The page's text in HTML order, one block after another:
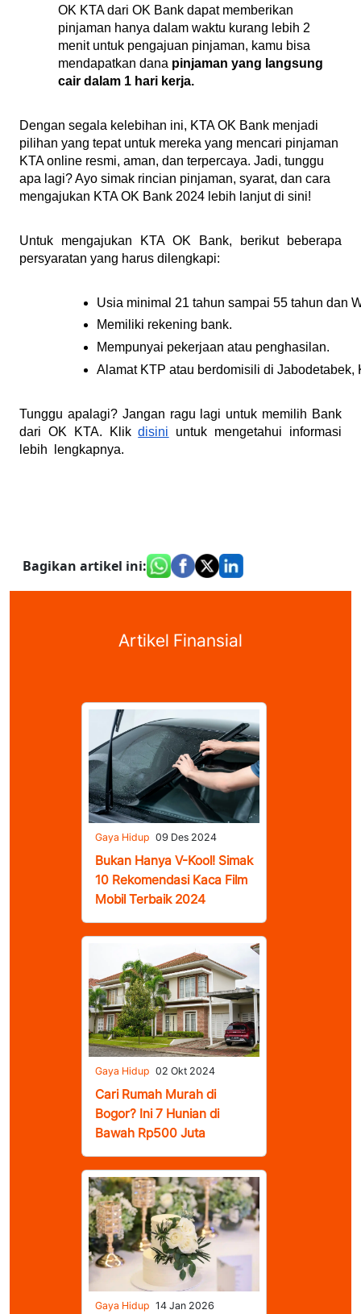
OK KTA dari OK Bank dapat memberikan
pinjaman hanya dalam waktu kurang lebih 2
menit untuk pengajuan pinjaman, kamu bisa
mendapatkan dana pinjaman yang langsung
cair dalam 1 hari kerja.
Dengan segala kelebihan ini, KTA OK Bank menjadi
pilihan yang tepat untuk mereka yang mencari pinjaman
KTA online resmi, aman, dan terpercaya. Jadi, tunggu
apa lagi? Ayo simak rincian pinjaman, syarat, dan cara
mengajukan KTA OK Bank 2024 lebih lanjut di sini!
Untuk mengajukan KTA OK Bank, berikut beberapa
persyaratan yang harus dilengkapi:
Usia minimal 21 tahun sampai 55 tahun dan
Memiliki rekening bank.
Mempunyai pekerjaan atau penghasilan.
Alamat KTP atau berdomisili di Jabodetabek,
Tunggu apalagi? Jangan ragu lagi untuk memilih Bank
dari OK KTA. Klikdisini untuk mengetahui informasi
lebih lengkapnya.
Bagikan artikel ini:
Artikel Finansial
Gaya Hidup 09 Des 2024
Bukan Hanya V-Kool! Simak
10 Rekomendasi Kaca Film
Mobil Terbaik 2024
Gaya Hidup 02 Okt 2024
Cari Rumah Murah di
Bogor? Ini 7 Hunian di
Bawah Rp500 Juta
Gaya Hidup 14 Jan 2026